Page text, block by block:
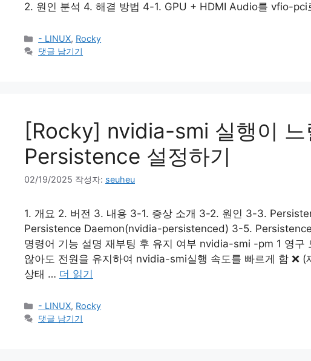
2. 원인 분석 4. 해결 방법 4-1. GPU + HDMI Audio를 vfio-
카
테
- LINUX, Rocky
댓글 남기기
[Rocky] nvidia-smi 실행이 느
Persistence 설정하기
02/19/2025 작성자: seuheu
1. 개요 2. 버전 3. 내용 3-1. 증상 소개 3-2. 원인 3-3.
Persistence Daemon(nvidia-persistenced) 3-5.
명령어 기능 설명 재부팅 후 유지 여부 nvidia-smi -pm 1 영
않아도 전원을 유지하여 nvidia-smi실행 속도를 빠르게 함 ❌
상태 … 더 읽기
카
테
- LINUX, Rocky
댓글 남기기